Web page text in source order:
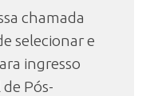
chamada
selecionar e
ingresso
Pós-